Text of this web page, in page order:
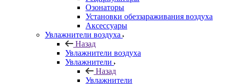
Озонаторы
Установки обеззараживания воздуха
Аксессуары
Увлажнители воздуха
Назад
Увлажнители воздуха
Увлажнители
Назад
Увлажнители